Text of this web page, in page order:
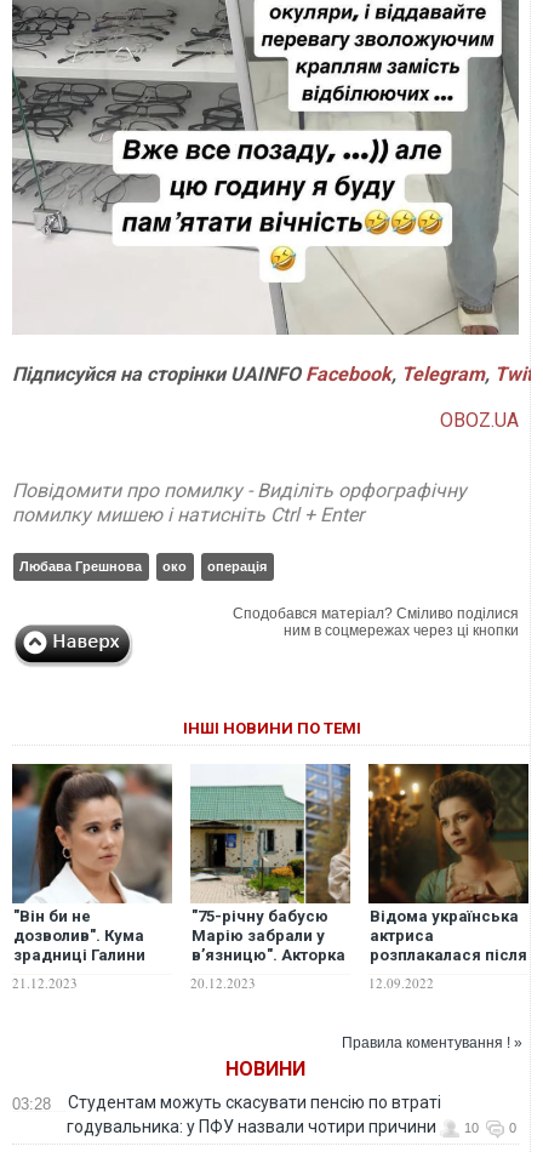
ПідписуйсянасторінкиUAINFO Facebook, Telegram,
OBOZ.UA
Повідомити про помилку - Виділіть орфографічну
помилку мишею і натисніть Ctrl + Enter
Любава Грешнова око операція
Сподобався матеріал? Сміливо поділися
ним в соцмережах через ці кнопки
ІНШІ НОВИНИ ПО ТЕМІ
"Він би не
дозволив". Кума
зрадниці Галини
чому та не
21.12.2023
"75-річну бабусю
Марію забрали у
в’язницю". Акторка
розповіла, як її
20.12.2023
Відома українська
актриса
розплакалася після
міста
12.09.2022
Правила коментування ! »
НОВИНИ
03:28
Студентам можуть скасувати пенсію по втраті
годувальника: у ПФУ назвали чотири причини
10 0